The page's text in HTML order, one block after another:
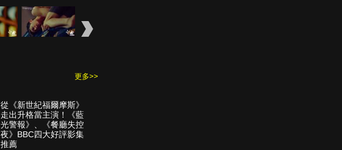
更多>>
從《新世紀福爾摩斯》
走出升格當主演！《藍
光警報》、《餐廳失控
夜》BBC四大好評影集
推薦